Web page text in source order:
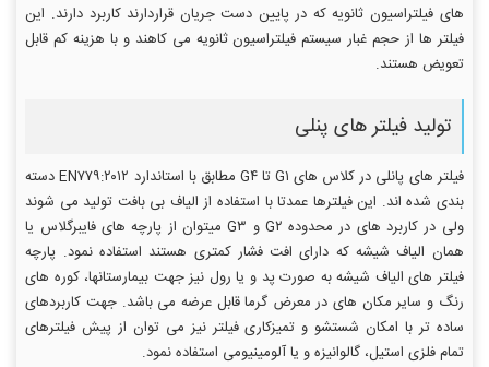
های فیلتراسیون ثانویه که در پایین دست جریان قراردارند کاربرد دارند. این
فیلتر ها از حجم غبار سیستم فیلتراسیون ثانویه می کاهند و با هزینه کم قابل
تعویض هستند.
تولید فیلتر های پنلی
فیلتر های پانلی در کلاس های G۱ تا G۴ مطابق با استاندارد EN۷۷۹:۲۰۱۲ دسته
بندی شده اند. این فیلترها عمدتا با استفاده از الیاف بی بافت تولید می شوند
ولی در کاربرد های در محدوده G۲ و G۳ میتوان از پارچه های فایبرگلاس یا
همان الیاف شیشه که دارای افت فشار کمتری هستند استفاده نمود. پارچه
فیلتر های الیاف شیشه به صورت پد و یا رول نیز جهت بیمارستانها، کوره های
رنگ و سایر مکان های در معرض گرما قابل عرضه می باشد. جهت کاربردهای
ساده تر با امکان شستشو و تمیزکاری فیلتر نیز می توان از پیش فیلترهای
تمام فلزی استیل، گالوانیزه و یا آلومینیومی استفاده نمود.